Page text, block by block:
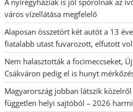
város vízellátása megfelelő
Alaposan összetört két autót a 13
fiatalabb utast fuvarozott, elfutott
Nem halasztották a focimeccseket,
Csákváron pedig el is hunyt
Magyarország jobban látszik
független helyi sajtóból – 2026